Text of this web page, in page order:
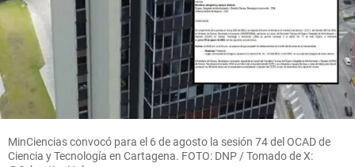
MinCiencias convocó para el 6 de agosto la sesión 74 del OCAD de
Ciencia y Tecnología en Cartagena. FOTO: DNP / Tomado de X: